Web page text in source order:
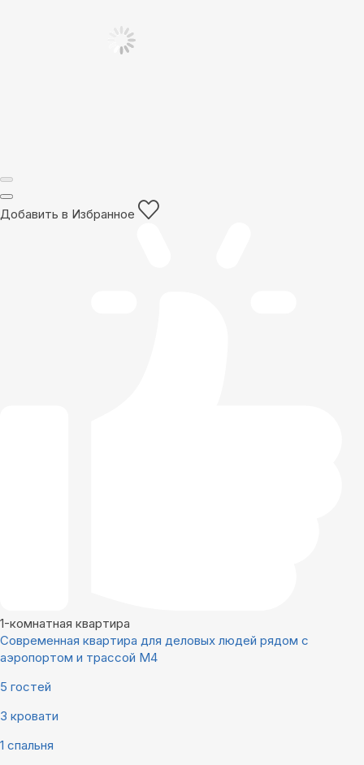
Добавить в Избранное
1-комнатная квартира
Современная квартира для деловых людей рядом с
аэропортом и трассой М4
5 гостей
3 кровати
1 спальня